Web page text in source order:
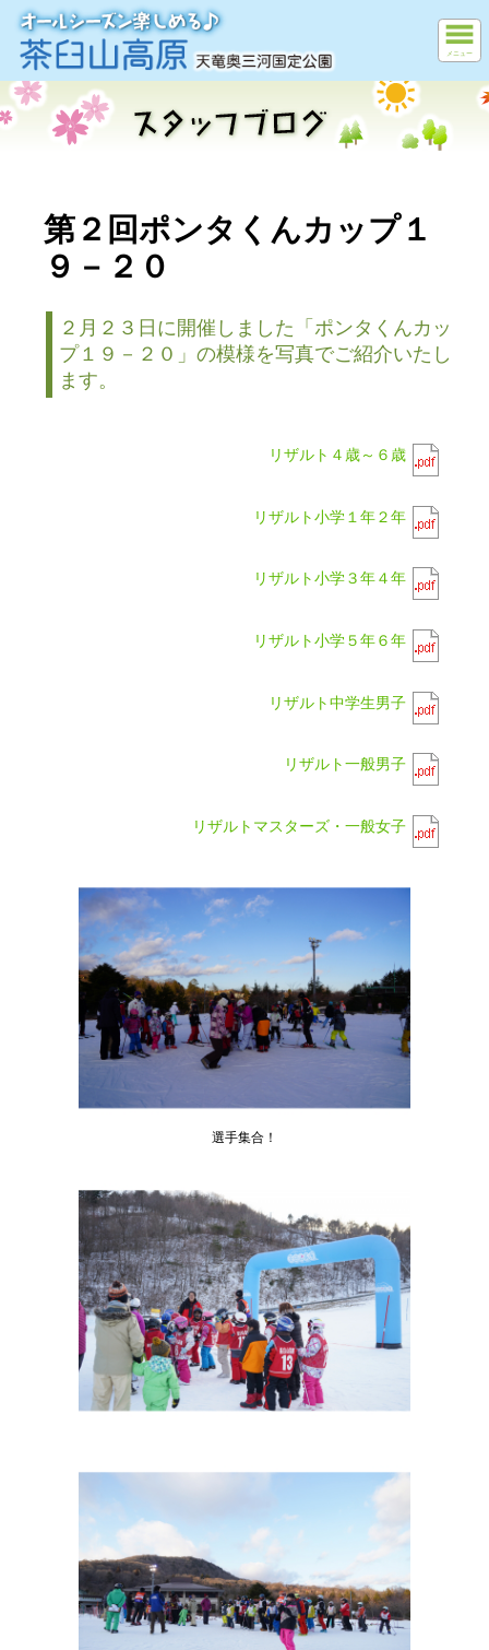
メニュー
第２回ポンタくんカップ１
９－２０
２月２３日に開催しました「ポンタくんカッ
プ１９－２０」の模様を写真でご紹介いたし
ます。
リザルト４歳～６歳
リザルト小学１年２年
リザルト小学３年４年
リザルト小学５年６年
リザルト中学生男子
リザルト一般男子
リザルトマスターズ・一般女子
選手集合！